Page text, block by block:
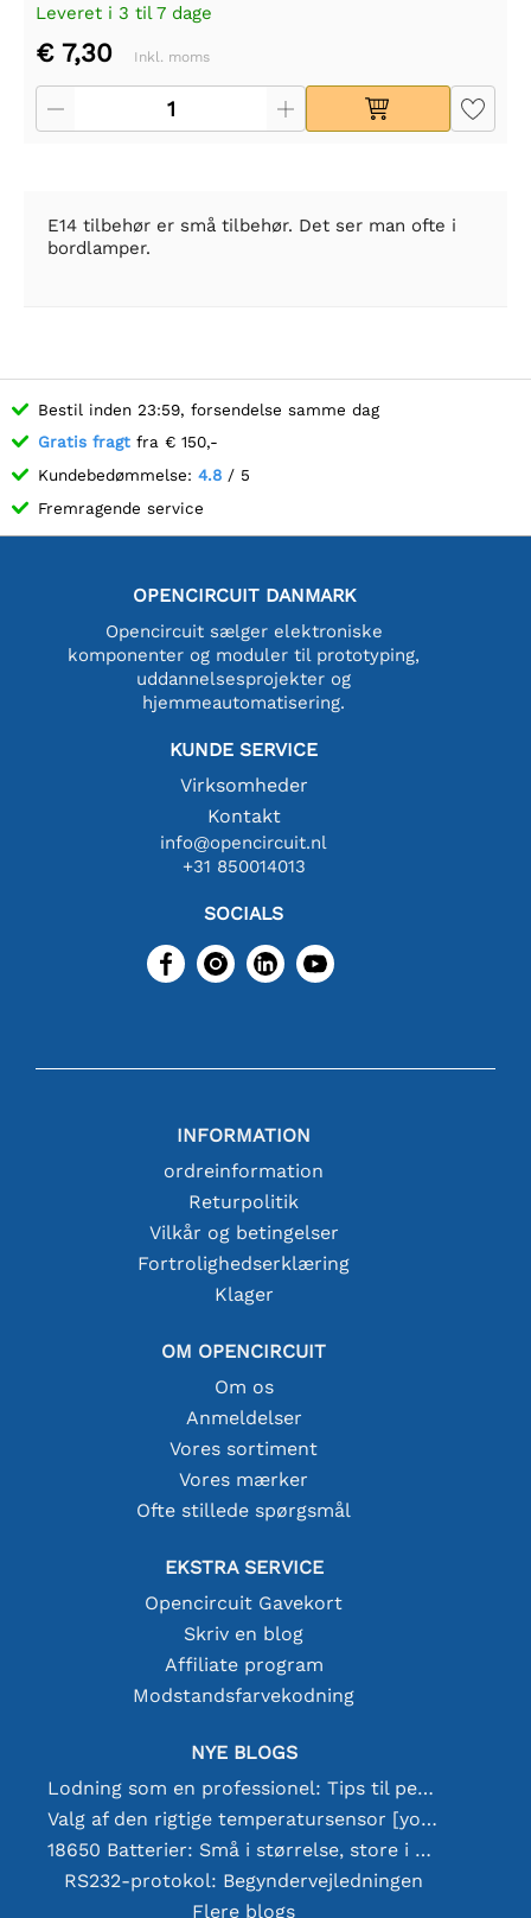
Leveret i 3 til 7 dage
€ 7,30 Inkl. moms
E14 tilbehør er små tilbehør. Det ser man ofte i
bordlamper.
Bestil inden 23:59, forsendelse samme dag
Gratis fragt fra € 150,-
Kundebedømmelse: 4.8 / 5
Fremragende service
OPENCIRCUIT DANMARK
Opencircuit sælger elektroniske
komponenter og moduler til prototyping,
uddannelsesprojekter og
hjemmeautomatisering.
KUNDE SERVICE
Virksomheder
Kontakt
info@opencircuit.nl
+31 850014013
SOCIALS
INFORMATION
ordreinformation
Returpolitik
Vilkår og betingelser
Fortrolighedserklæring
Klager
OM OPENCIRCUIT
Om os
Anmeldelser
Vores sortiment
Vores mærker
Ofte stillede spørgsmål
EKSTRA SERVICE
Opencircuit Gavekort
Skriv en blog
Affiliate program
Modstandsfarvekodning
NYE BLOGS
Lodning som en professionel: Tips til perfekte elektroniske forbindelser
Valg af den rigtige temperatursensor [youtube]
18650 Batterier: Små i størrelse, store i ydeevne
RS232-protokol: Begyndervejledningen
Flere blogs